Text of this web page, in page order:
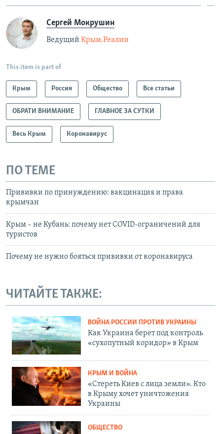
Сергей Мокрушин
Ведущий Крым.Реалии
This item is part of
Крым Россия Общество Все статьи
ОБРАТИ ВНИМАНИЕ ГЛАВНОЕ ЗА СУТКИ
Весь Крым Коронавирус
ПО ТЕМЕ
Прививки по принуждению: вакцинация и права
крымчан
Крым – не Кубань: почему нет СOVID-ограничений для
туристов
Почему не нужно бояться прививки от коронавируса
ЧИТАЙТЕ ТАКЖЕ:
ВОЙНА РОССИИ ПРОТИВ УКРАИНЫ
Как Украина берет под контроль
«сухопутный коридор» в Крым
КРЫМ И ВОЙНА
«Стереть Киев с лица земли». Кто
в Крыму хочет уничтожения
Украины
ОБЩЕСТВО